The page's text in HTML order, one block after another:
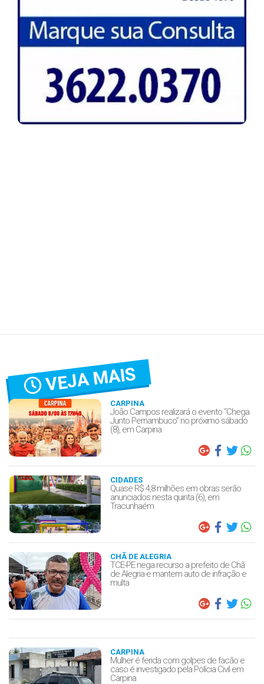
VEJA MAIS
CARPINA
João Campos realizará o evento “Chega
Junto Pernambuco” no próximo sábado
(8), em Carpina
CIDADES
Quase R$ 4,8 milhões em obras serão
anunciados nesta quinta (6), em
Tracunhaém
CHÃ DE ALEGRIA
TCE-PE nega recurso a prefeito de Chã
de Alegria e mantem auto de infração e
multa
CARPINA
Mulher é ferida com golpes de facão e
caso é investigado pela Polícia Civil em
Carpina